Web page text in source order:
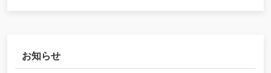
お知らせ